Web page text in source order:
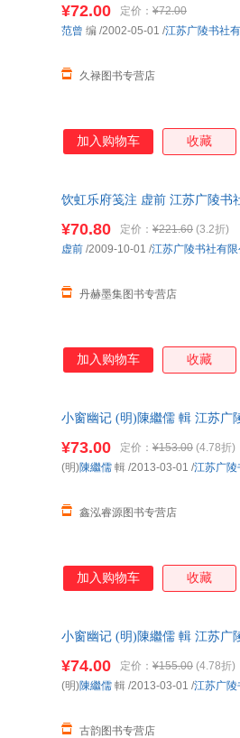
¥72.00 定价： ¥72.00
久禄图书专营店
范曾 编 /2002-05-01 /江苏广陵书社
加入购物车 收藏
饮虹乐府笺注 虚前 江苏广陵书
¥70.80 定价： ¥221.60 (3.2折)
丹赫墨集图书专营店
虚前 /2009-10-01 /江苏广陵书社有
加入购物车 收藏
小窗幽记 (明)陳繼儒 輯 江苏广
¥73.00 定价： ¥153.00 (4.78折)
鑫泓睿源图书专营店
(明)陳繼儒 輯 /2013-03-01 /江苏广陵
加入购物车 收藏
小窗幽记 (明)陳繼儒 輯 江苏广
¥74.00 定价： ¥155.00 (4.78折)
古韵图书专营店
(明)陳繼儒 輯 /2013-03-01 /江苏广陵